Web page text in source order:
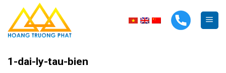
content
1-dai-ly-tau-bien